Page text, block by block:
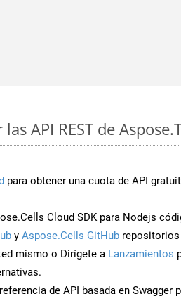
API REST de
para obtener una cuota de API
Cloud SDK para Nodejs
y Aspose.Cells GitHub repositorios
mismo o Dirígete a Lanzamientos
de API basada en Swagger